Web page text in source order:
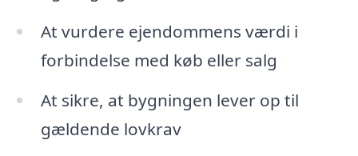
At vurdere ejendommens værdi i
forbindelse med køb eller salg
At sikre, at bygningen lever op til
gældende lovkrav